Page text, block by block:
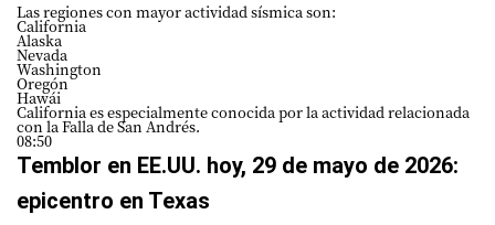
Las regiones con mayor actividad sísmica son:
California
Alaska
Nevada
Washington
Oregón
Hawái
California es especialmente conocida por la actividad relacionada
con la Falla de San Andrés.
08:50
Temblor en EE.UU. hoy, 29 de mayo de 2026:
epicentro en Texas